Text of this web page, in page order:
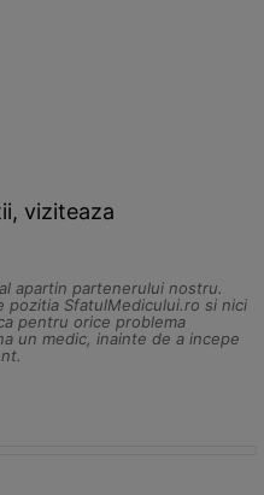
viziteaza
apartin partenerului nostru.
SfatulMedicului.ro si nici
pentru orice problema
un medic, inainte de a incepe